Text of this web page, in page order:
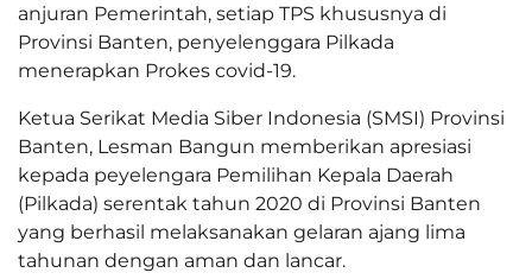
anjuran Pemerintah, setiap TPS khususnya di
Provinsi Banten, penyelenggara Pilkada
menerapkan Prokes covid-19.
Ketua Serikat Media Siber Indonesia (SMSI) Provinsi
Banten, Lesman Bangun memberikan apresiasi
kepada peyelengara Pemilihan Kepala Daerah
(Pilkada) serentak tahun 2020 di Provinsi Banten
yang berhasil melaksanakan gelaran ajang lima
tahunan dengan aman dan lancar.